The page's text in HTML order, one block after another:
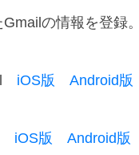
の情報を登録。
iOS版 Android版
iOS版 Android版